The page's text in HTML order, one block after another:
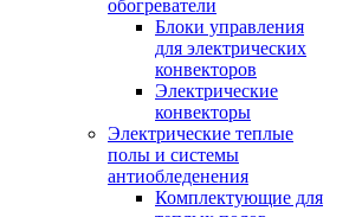
обогреватели
Блоки управления
для электрических
конвекторов
Электрические
конвекторы
Электрические теплые
полы и системы
антиобледенения
Комплектующие для